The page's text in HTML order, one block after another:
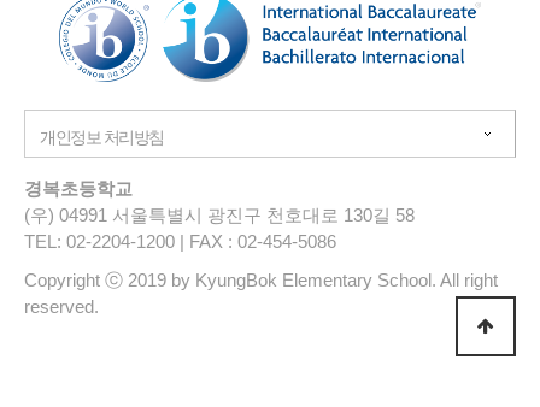
경복초등학교
(우) 04991 서울특별시 광진구 천호대로 130길 58
TEL: 02-2204-1200 | FAX : 02-454-5086
Copyright ⓒ 2019 by KyungBok Elementary School. All right
reserved.